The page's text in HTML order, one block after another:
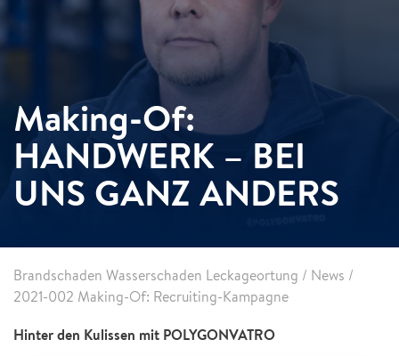
Making-Of:
HANDWERK – BEI
UNS GANZ ANDERS
Brandschaden Wasserschaden Leckageortung / News /
2021-002 Making-Of: Recruiting-Kampagne
Hinter den Kulissen mit POLYGONVATRO